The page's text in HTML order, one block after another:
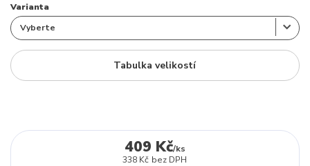
Varianta
Tabulka velikostí
409 Kč/ks
338 Kč bez DPH